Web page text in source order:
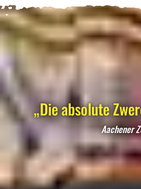
„Die absolute
Aachener